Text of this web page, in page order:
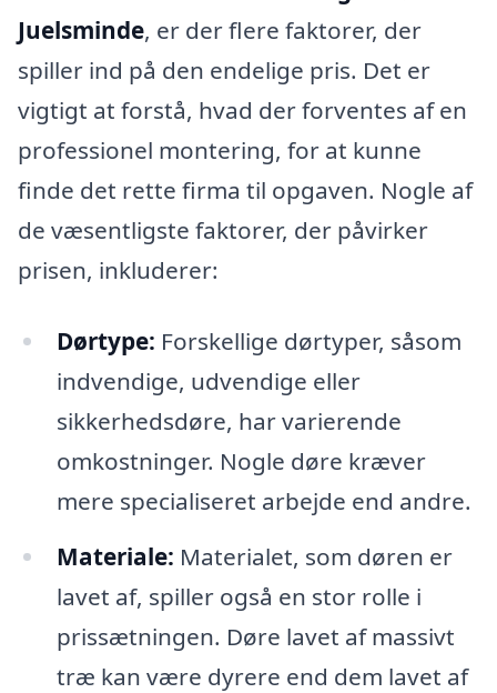
Juelsminde, er der flere faktorer, der
spiller ind på den endelige pris. Det er
vigtigt at forstå, hvad der forventes af en
professionel montering, for at kunne
finde det rette firma til opgaven. Nogle af
de væsentligste faktorer, der påvirker
prisen, inkluderer:
Dørtype: Forskellige dørtyper, såsom
indvendige, udvendige eller
sikkerhedsdøre, har varierende
omkostninger. Nogle døre kræver
mere specialiseret arbejde end andre.
Materiale: Materialet, som døren er
lavet af, spiller også en stor rolle i
prissætningen. Døre lavet af massivt
træ kan være dyrere end dem lavet af